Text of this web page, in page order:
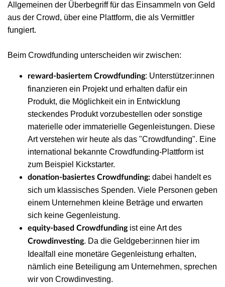
Allgemeinen der Überbegriff für das Einsammeln von Geld
aus der Crowd, über eine Plattform, die als Vermittler
fungiert.
Beim Crowdfunding unterscheiden wir zwischen:
reward-basiertem Crowdfunding: Unterstützer:innen
finanzieren ein Projekt und erhalten dafür ein
Produkt, die Möglichkeit ein in Entwicklung
steckendes Produkt vorzubestellen oder sonstige
materielle oder immaterielle Gegenleistungen. Diese
Art verstehen wir heute als das "Crowdfunding". Eine
international bekannte Crowdfunding-Plattform ist
zum Beispiel Kickstarter.
donation-basiertes Crowdfunding: dabei handelt es
sich um klassisches Spenden. Viele Personen geben
einem Unternehmen kleine Beträge und erwarten
sich keine Gegenleistung.
equity-based Crowdfundingist eine Art des
Crowdinvesting. Da die Geldgeber:innen hier im
Idealfall eine monetäre Gegenleistung erhalten,
nämlich eine Beteiligung am Unternehmen, sprechen
wir von Crowdinvesting.